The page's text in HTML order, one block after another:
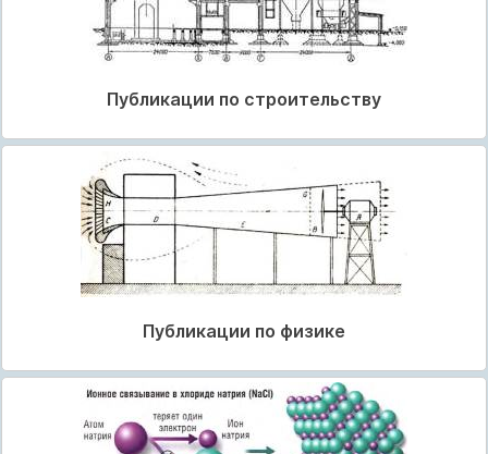
Публикации по строительству
Публикации по физике